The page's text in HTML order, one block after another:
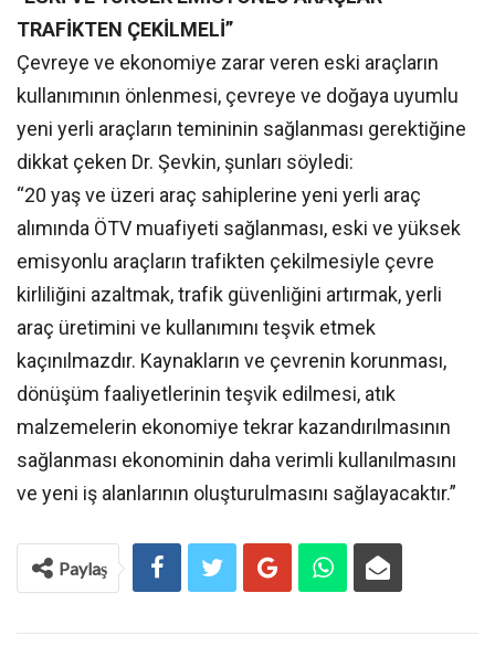
TRAFİKTEN ÇEKİLMELİ”
Çevreye ve ekonomiye zarar veren eski araçların
kullanımının önlenmesi, çevreye ve doğaya uyumlu
yeni yerli araçların temininin sağlanması gerektiğine
dikkat çeken Dr. Şevkin, şunları söyledi:
“20 yaş ve üzeri araç sahiplerine yeni yerli araç
alımında ÖTV muafiyeti sağlanması, eski ve yüksek
emisyonlu araçların trafikten çekilmesiyle çevre
kirliliğini azaltmak, trafik güvenliğini artırmak, yerli
araç üretimini ve kullanımını teşvik etmek
kaçınılmazdır. Kaynakların ve çevrenin korunması,
dönüşüm faaliyetlerinin teşvik edilmesi, atık
malzemelerin ekonomiye tekrar kazandırılmasının
sağlanması ekonominin daha verimli kullanılmasını
ve yeni iş alanlarının oluşturulmasını sağlayacaktır.”
Paylaş